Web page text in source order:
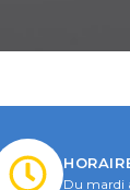
Du mardi